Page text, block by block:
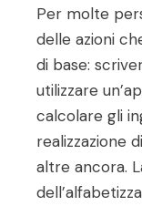
Per molte
delle azioni
di base:
utilizzare
calcolare gli
realizzazione
altre ancora.